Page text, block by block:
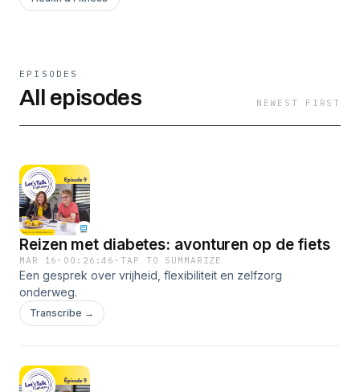
EPISODES
All episodes NEWEST FIRST
Reizen met diabetes: avonturen op de fiets
MAR 16 · 00:26:46 ·TAP TO SUMMARIZE
Een gesprek over vrijheid, flexibiliteit en zelfzorg
onderweg.
Transcribe →